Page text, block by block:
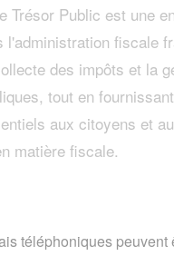
Trésor Public est une
l'administration fiscale
des impôts et la
tout en
aux citoyens et
matière fiscale.
téléphoniques peuvent